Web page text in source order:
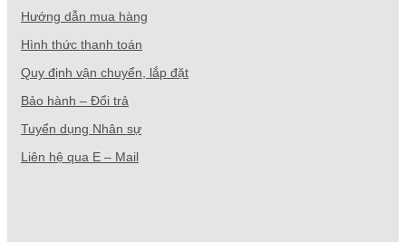
Hướng dẫn mua hàng
Hình thức thanh toán
Quy định vận chuyển, lắp đặt
Bảo hành – Đổi trả
Tuyển dụng Nhân sự
Liên hệ qua E – Mail